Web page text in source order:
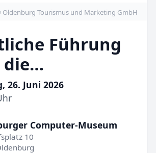
Tourismus und Marketing GmbH
Führung
die…
26. Juni 2026
Computer-Museum
10